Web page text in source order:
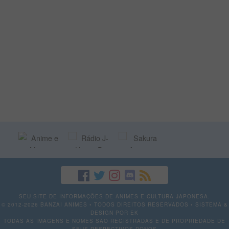
SEU SITE DE INFORMAÇÕES DE ANIMES E CULTURA JAPONESA.
© 2012-2026 BANZAI ANIMES • TODOS DIREITOS RESERVADOS • SISTEMA &
DESIGN POR EK
TODAS AS IMAGENS E NOMES SÃO REGISTRADAS E DE PROPRIEDADE DE